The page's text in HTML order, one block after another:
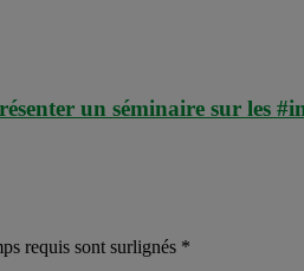
un séminaire sur les
requis sont surlignés *